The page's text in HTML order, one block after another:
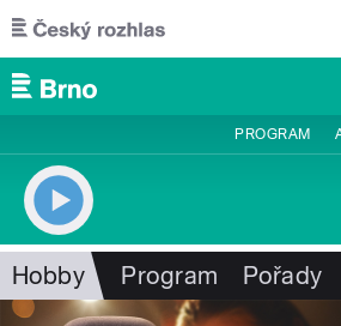
Přejít k hlavnímu obsahu
PROGRAM
Hobby Program Pořady